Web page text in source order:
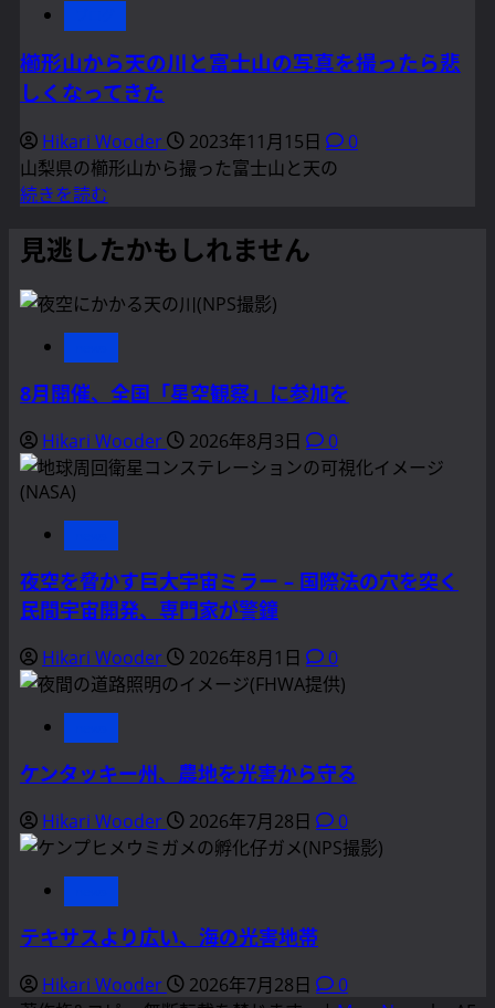
キ
サ
ス
州
の
ウ
ィ
ン
バ
ー
が
2023
の
ダ
ク
ス
カ
イ・
レ
イ
ス・
オ
ブ・
ザ・
イ
ヤ
ー
選
ば
れ
ま
櫛形山から天の川と富士山の写真を撮ったら悲
しくなってきた
Hikari Wooder 2023年11月15日
0
山梨県の櫛形山から撮った富士山と天の
続きを読む
山
ら
川
と
富
士
を
撮
た
ら
し
く
っ
て
き
た
に
い
見逃したかもしれません
8月開催、全国「星空観察」に参加を
Hikari Wooder 2026年8月3日 0
夜空を脅かす巨大宇宙ミラー – 国際法の穴を突く
民間宇宙開発、専門家が警鐘
Hikari Wooder 2026年8月1日 0
ケンタッキー州、農地を光害から守る
Hikari Wooder 2026年7月28日 0
テキサスより広い、海の光害地帯
Hikari Wooder 2026年7月28日
0